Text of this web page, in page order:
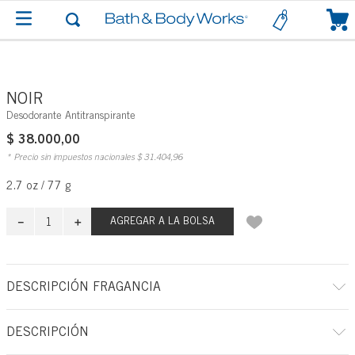
0
NOIR
Desodorante Antitranspirante
$ 38.000,00
* Precio sin impuestos nacionales $ 31 404, 96
2.7 oz / 77 g
＋
－ AGREGAR A LA BOLSA
DESCRIPCIÓN FRAGANCIA
A qué huele: una noche misteriosa en un baile de máscaras.
DESCRIPCIÓN